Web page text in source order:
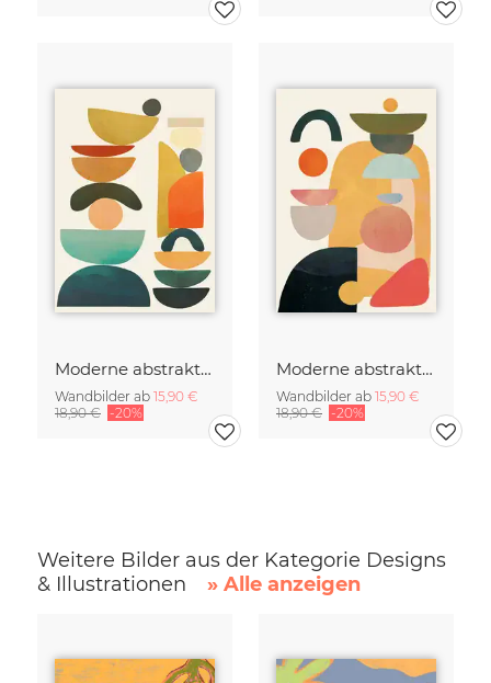
Moderne abstrakte Kunst
Wandbilder ab 15,90 €
18,90 € -20%
Moderne abstrakte Kunst
Wandbilder ab 15,90 €
18,90 € -20%
Weitere Bilder aus der Kategorie Designs
& Illustrationen
» Alle anzeigen